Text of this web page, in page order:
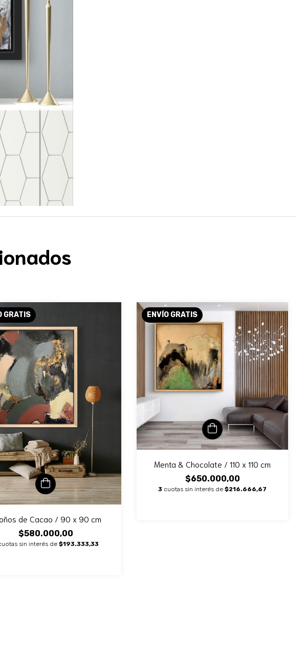
GRATIS
de Cacao / 90 x 90 cm
$580.000,00
sin interés de $193.333,33
ENVÍO GRATIS
Menta & Chocolate / 110 x 110 cm
$650.000,00
3 cuotas sin interés de $216.666,67